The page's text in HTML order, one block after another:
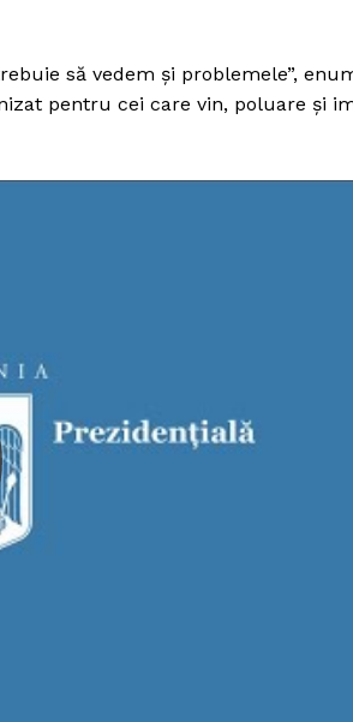
să vedem și problemele”,
pentru cei care vin, poluare și